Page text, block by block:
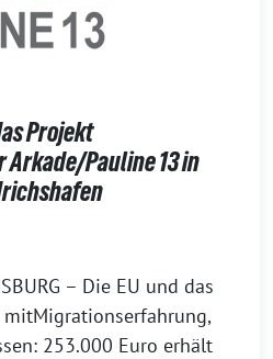
Projekt
Pauline 13 in
– Die EU und das
253.000 Euro erhält